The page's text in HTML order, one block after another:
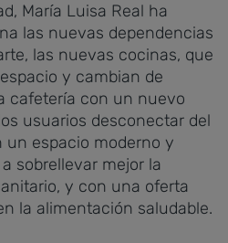
María Luisa Real ha
las nuevas dependencias
las nuevas cocinas, que
y cambian de
cafetería con un nuevo
usuarios desconectar del
un espacio moderno y
sobrellevar mejor la
y con una oferta
la alimentación saludable.